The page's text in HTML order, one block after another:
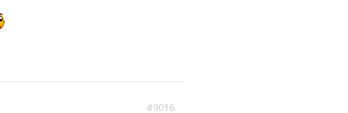
#9016